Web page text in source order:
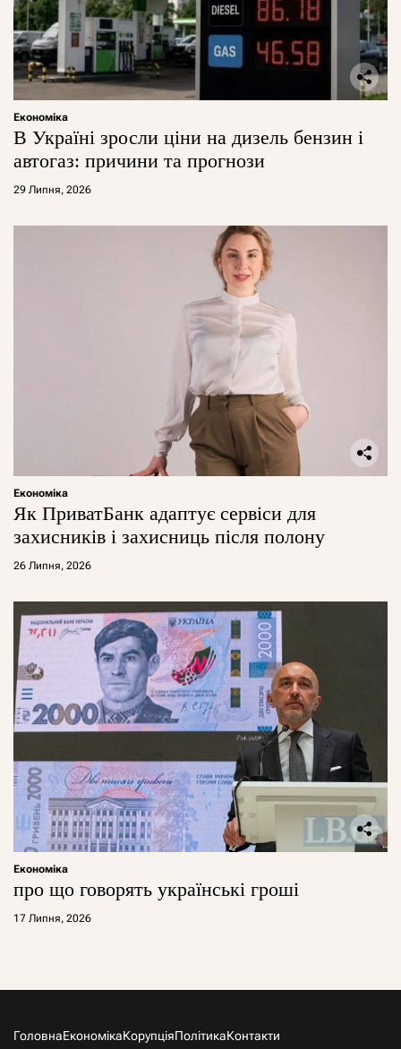
Економіка
В Україні зросли ціни на дизель бензин і
автогаз: причини та прогнози
29 Липня, 2026
Економіка
Як ПриватБанк адаптує сервіси для
захисників і захисниць після полону
26 Липня, 2026
Економіка
про що говорять українські гроші
17 Липня, 2026
ГоловнаЕкономікаКорупціяПолітикаКонтакти